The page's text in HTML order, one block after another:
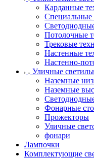
Карданные
Специальные
Потолочные
Трековые
Настенные
Настенно-
Уличные
Наземные
Наземные
Фонарные
Прожекторы
Уличные
фонари
Лампочки
Комплектующие